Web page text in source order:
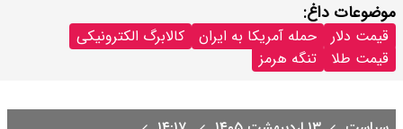
موضوعات داغ:
قیمت دلار حمله آمریکا به ایران
کالابرگ الکترونیکی
قیمت طلا
تنگه هرمز